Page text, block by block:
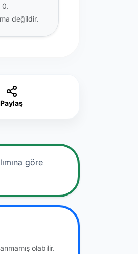
0.
değildir.
Paylaş
göre
olabilir.